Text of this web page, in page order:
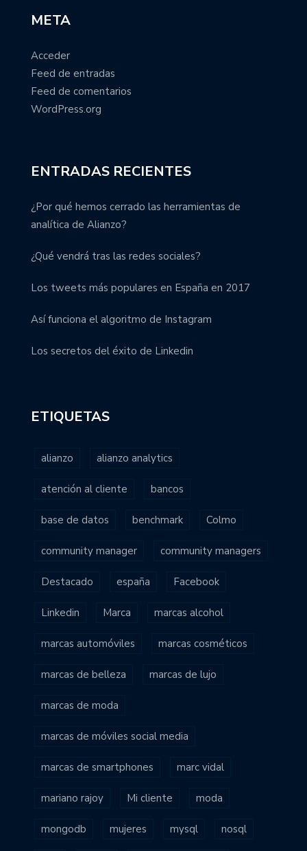
META
Acceder
Feed de entradas
Feed de comentarios
WordPress.org
ENTRADAS RECIENTES
¿Por qué hemos cerrado las herramientas de
analítica de Alianzo?
¿Qué vendrá tras las redes sociales?
Los tweets más populares en España en 2017
Así funciona el algoritmo de Instagram
Los secretos del éxito de Linkedin
ETIQUETAS
alianzo alianzo analytics
atención al cliente bancos
base de datos benchmark Colmo
community manager community managers
Destacado españa Facebook
Linkedin Marca marcas alcohol
marcas automóviles marcas cosméticos
marcas de belleza marcas de lujo
marcas de moda
marcas de móviles social media
marcas de smartphones marc vidal
mariano rajoy Mi cliente moda
mongodb mujeres mysql nosql